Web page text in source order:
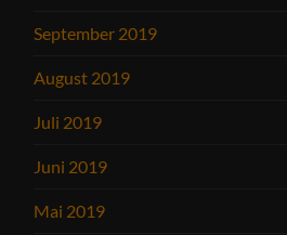
September 2019
August 2019
Juli 2019
Juni 2019
Mai 2019